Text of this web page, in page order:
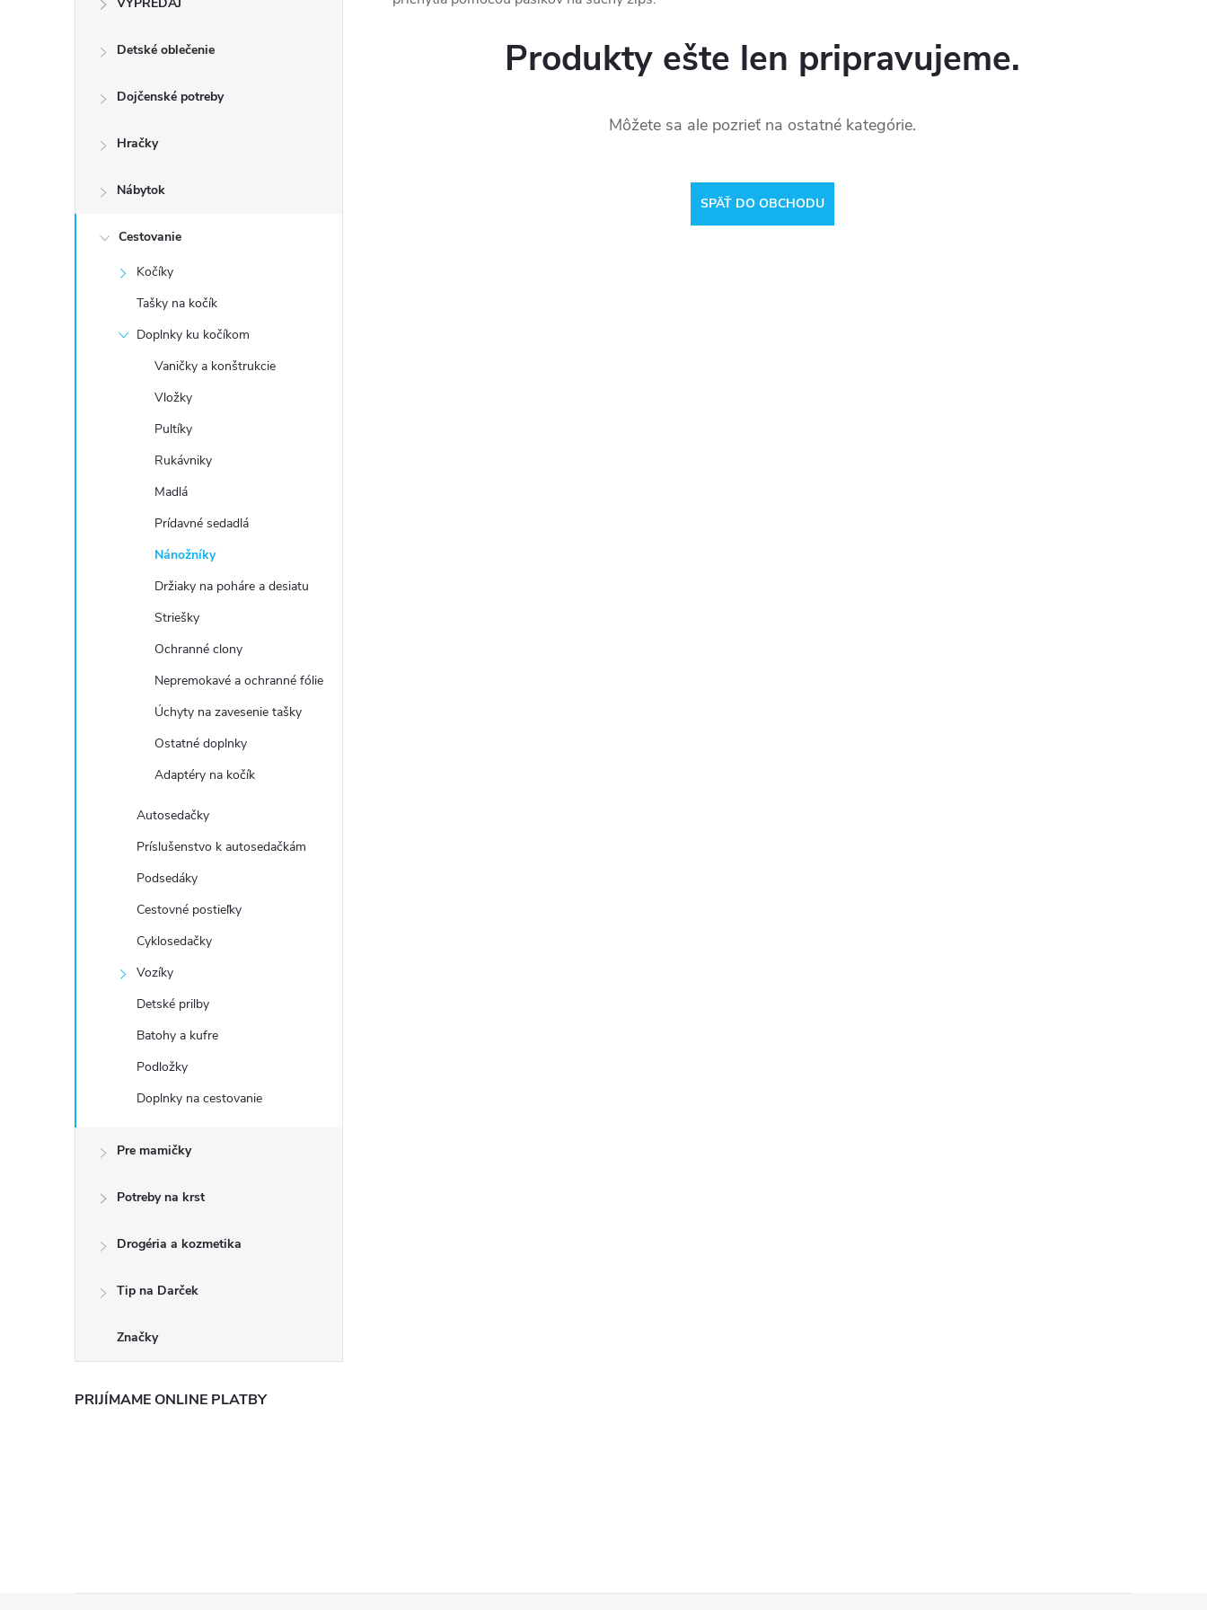
n
Detské oblečenie
Dojčenské potreby
Hračky
Nábytok
Cestovanie
Kočíky
Tašky na kočík
Doplnky ku kočíkom
Vaničky a konštrukcie
Vložky
Pultíky
Rukávniky
Madlá
Prídavné sedadlá
Nánožníky
Držiaky na poháre a desiatu
Striešky
Ochranné clony
Nepremokavé a ochranné fólie
Úchyty na zavesenie tašky
Ostatné doplnky
Adaptéry na kočík
Autosedačky
Príslušenstvo k autosedačkám
Podsedáky
Cestovné postieľky
Cyklosedačky
Vozíky
Detské prilby
Batohy a kufre
Podložky
Doplnky na cestovanie
Pre mamičky
Potreby na krst
Drogéria a kozmetika
Tip na Darček
Značky
PRIJÍMAME ONLINE PLATBY
Produkty ešte len pripravujeme.
Môžete sa ale pozrieť na ostatné kategórie.
SPÄŤ DO OBCHODU